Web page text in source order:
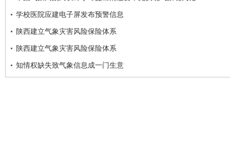
学校医院应建电子屏发布预警信息
陕西建立气象灾害风险保险体系
陕西建立气象灾害风险保险体系
知情权缺失致气象信息成一门生意